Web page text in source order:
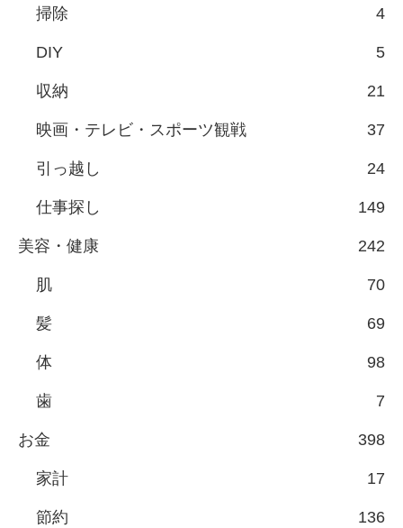
掃除 4
DIY 5
収納 21
映画・テレビ・スポーツ観戦 37
引っ越し 24
仕事探し 149
美容・健康 242
肌 70
髪 69
体 98
歯 7
お金 398
家計 17
節約 136